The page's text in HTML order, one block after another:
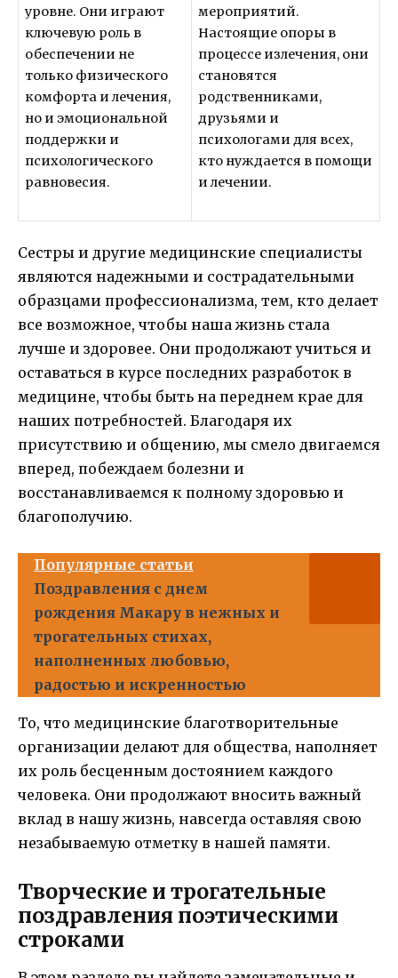
уровне. Они играют
ключевую роль в
обеспечении не
только физического
комфорта и лечения,
но и эмоциональной
поддержки и
психологического
равновесия.
мероприятий.
Настоящие опоры в
процессе излечения, они
становятся
родственниками,
друзьями и
психологами для всех,
кто нуждается в помощи
и лечении.
Сестры и другие медицинские специалисты
являются надежными и сострадательными
образцами профессионализма, тем, кто делает
все возможное, чтобы наша жизнь стала
лучше и здоровее. Они продолжают учиться и
оставаться в курсе последних разработок в
медицине, чтобы быть на переднем крае для
наших потребностей. Благодаря их
присутствию и общению, мы смело двигаемся
вперед, побеждаем болезни и
восстанавливаемся к полному здоровью и
благополучию.
Популярные статьи
Поздравления с днем
рождения Макару в нежных и
трогательных стихах,
наполненных любовью,
радостью и искренностью
То, что медицинские благотворительные
организации делают для общества, наполняет
их роль бесценным достоянием каждого
человека. Они продолжают вносить важный
вклад в нашу жизнь, навсегда оставляя свою
незабываемую отметку в нашей памяти.
Творческие и трогательные
поздравления поэтическими
строками